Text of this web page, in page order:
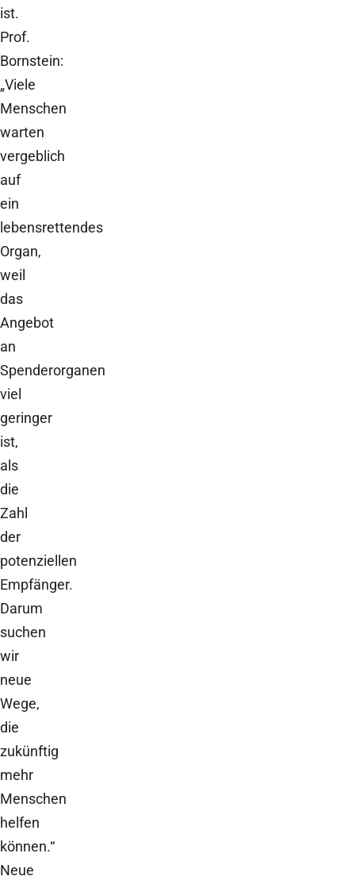
ist.
Prof.
Bornstein:
„Viele
Menschen
warten
vergeblich
auf
ein
lebensrettendes
Organ,
weil
das
Angebot
an
Spenderorganen
viel
geringer
ist,
als
die
Zahl
der
potenziellen
Empfänger.
Darum
suchen
wir
neue
Wege,
die
zukünftig
mehr
Menschen
helfen
können.“
Neue